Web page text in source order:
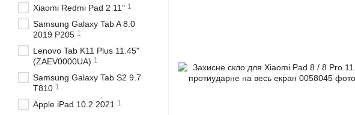
Xiaomi Redmi Pad 2 11" 1
Samsung Galaxy Tab A 8.0
2019 P205 1
Lenovo Tab K11 Plus 11.45"
(ZAEV0000UA) 1
Samsung Galaxy Tab S2 9.7
T810 1
Apple iPad 10.2 2021 1